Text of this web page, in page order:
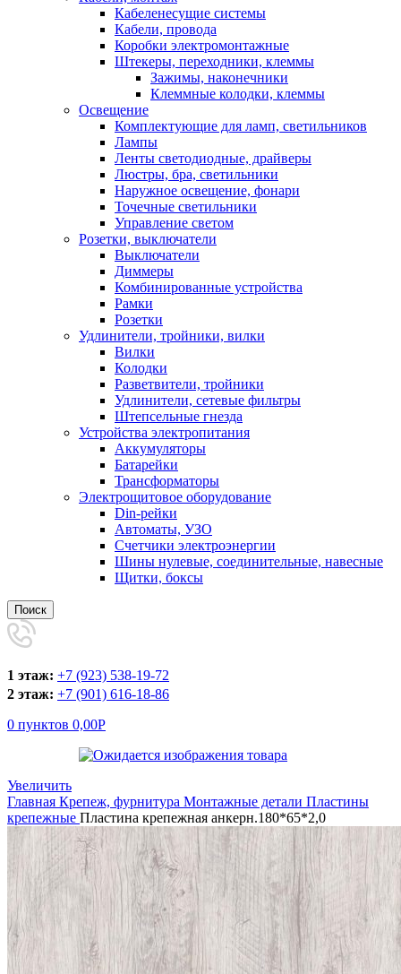
Кабеленесущие системы
Кабели, провода
Коробки электромонтажные
Штекеры, переходники, клеммы
Зажимы, наконечники
Клеммные колодки, клеммы
Освещение
Комплектующие для ламп, светильников
Лампы
Ленты светодиодные, драйверы
Люстры, бра, светильники
Наружное освещение, фонари
Точечные светильники
Управление светом
Розетки, выключатели
Выключатели
Диммеры
Комбинированные устройства
Рамки
Розетки
Удлинители, тройники, вилки
Вилки
Колодки
Разветвители, тройники
Удлинители, сетевые фильтры
Штепсельные гнезда
Устройства электропитания
Аккумуляторы
Батарейки
Трансформаторы
Электрощитовое оборудование
Din-рейки
Автоматы, УЗО
Счетчики электроэнергии
Шины нулевые, соединительные, навесные
Щитки, боксы
Поиск
1 этаж: +7 (923) 538-19-72
2 этаж: +7 (901) 616-18-86
0 пунктов 0,00Р
Увеличить
Главная Крепеж, фурнитура Монтажные детали Пластины
крепежные Пластина крепежная анкерн.180*65*2,0